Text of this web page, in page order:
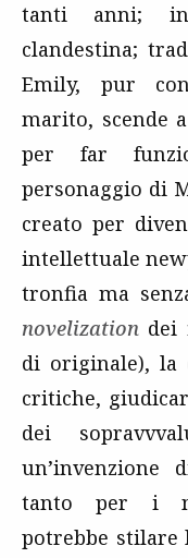
tanti anni;
clandestina;
Emily, pur
marito, scende
per far
personaggio di
creato per
intellettuale
tronfia ma
novelization dei
di originale), la
critiche,
dei
un’invenzione
tanto per i
potrebbe stilare